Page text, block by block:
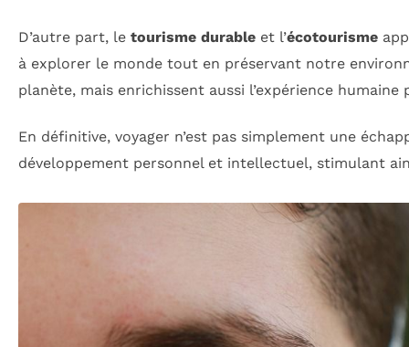
D’autre part, le tourisme durable et l’écotourisme
à explorer le monde tout en préservant notre
planète, mais enrichissent aussi l’expérience
En définitive, voyager n’est pas simplement une
développement personnel et intellectuel, stimulant